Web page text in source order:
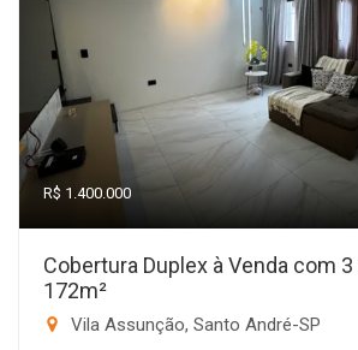
R$ 1.400.000
Cobertura Duplex à Venda com
172m²
Vila Assunção, Santo André-SP